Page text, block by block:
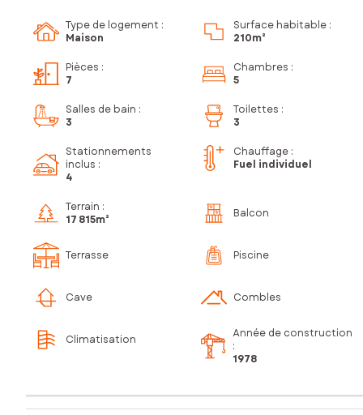
Type de logement :
Maison
Surface habitable :
210m²
Pièces :
7
Chambres :
5
Salles de bain :
3
Toilettes :
3
Stationnements
inclus :
4
Chauffage :
Fuel individuel
Terrain :
17 815m²
Balcon
Terrasse Piscine
Cave Combles
Climatisation
Année de construction
:
1978